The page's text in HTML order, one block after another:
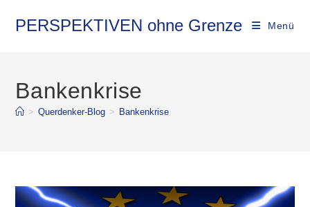
InhaltPERSPEKTIVEN ohne Grenze Menü
Bankenkrise
> Querdenker-Blog > Bankenkrise